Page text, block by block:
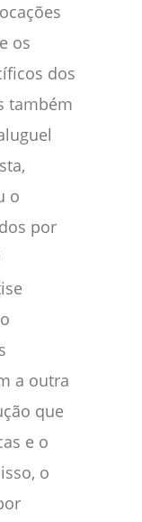
os
dos
também
o
por
a outra
que
e o
o